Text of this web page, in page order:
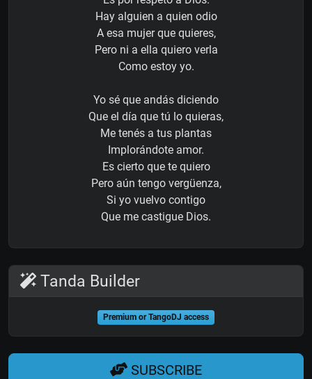
Hay alguien a quien odio
A esa mujer que quieres,
Pero ni a ella quiero verla
Como estoy yo.
Yo sé que andás diciendo
Que el día que tú lo quieras,
Me tenés a tus plantas
Implorándote amor.
Es cierto que te quiero
Pero aún tengo vergüenza,
Si yo vuelvo contigo
Que me castigue Dios.
Tanda Builder
Premium or TangoDJ access
SUBSCRIBE